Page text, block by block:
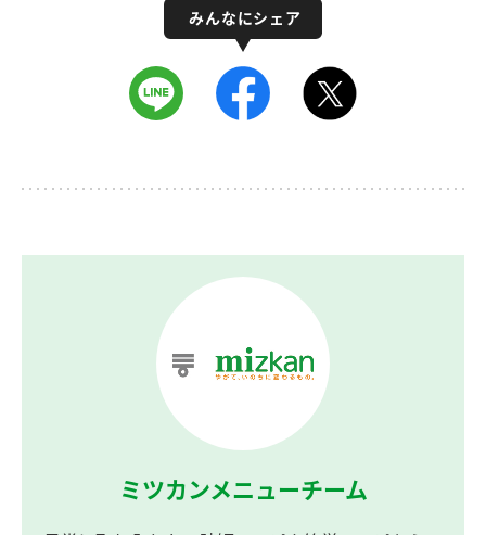
ミツカンメニューチーム